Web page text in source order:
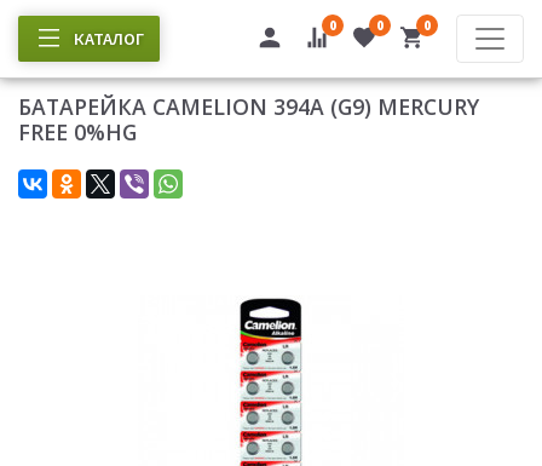
КАТАЛОГ
0 0 0
БАТАРЕЙКА CAMELION 394A (G9) MERCURY
FREE 0%HG